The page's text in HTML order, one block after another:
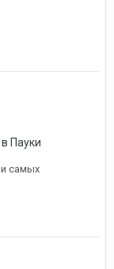
Пауки
самых